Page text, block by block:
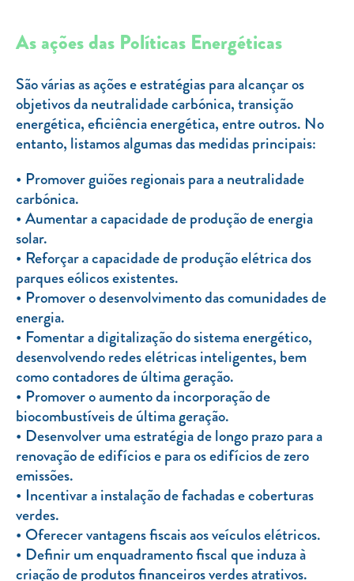
As ações das Políticas Energéticas
São várias as ações e estratégias para alcançar os
objetivos da neutralidade carbónica, transição
energética, eficiência energética, entre outros. No
entanto, listamos algumas das medidas principais:
Promover guiões regionais para a neutralidade
carbónica.
Aumentar a capacidade de produção de energia
solar.
Reforçar a capacidade de produção elétrica dos
parques eólicos existentes.
Promover o desenvolvimento das comunidades de
energia.
Fomentar a digitalização do sistema energético,
desenvolvendo redes elétricas inteligentes, bem
como contadores de última geração.
Promover o aumento da incorporação de
biocombustíveis de última geração.
Desenvolver uma estratégia de longo prazo para a
renovação de edifícios e para os edifícios de zero
emissões.
Incentivar a instalação de fachadas e coberturas
verdes.
Oferecer vantagens fiscais aos veículos elétricos.
Definir um enquadramento fiscal que induza à
criação de produtos financeiros verdes atrativos.